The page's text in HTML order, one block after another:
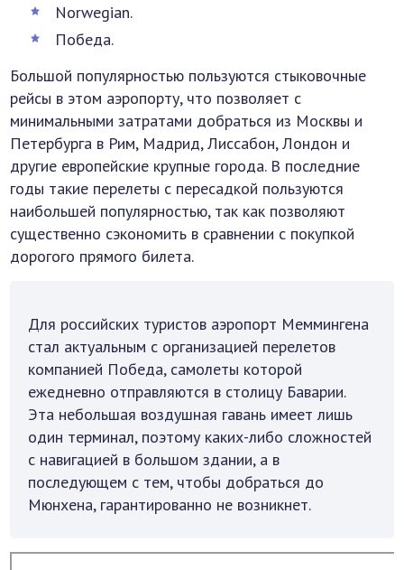
Norwegian.
Победа.
Большой популярностью пользуются стыковочные
рейсы в этом аэропорту, что позволяет с
минимальными затратами добраться из Москвы и
Петербурга в Рим, Мадрид, Лиссабон, Лондон и
другие европейские крупные города. В последние
годы такие перелеты с пересадкой пользуются
наибольшей популярностью, так как позволяют
существенно сэкономить в сравнении с покупкой
дорогого прямого билета.
Для российских туристов аэропорт Меммингена
стал актуальным с организацией перелетов
компанией Победа, самолеты которой
ежедневно отправляются в столицу Баварии.
Эта небольшая воздушная гавань имеет лишь
один терминал, поэтому каких-либо сложностей
с навигацией в большом здании, а в
последующем с тем, чтобы добраться до
Мюнхена, гарантированно не возникнет.